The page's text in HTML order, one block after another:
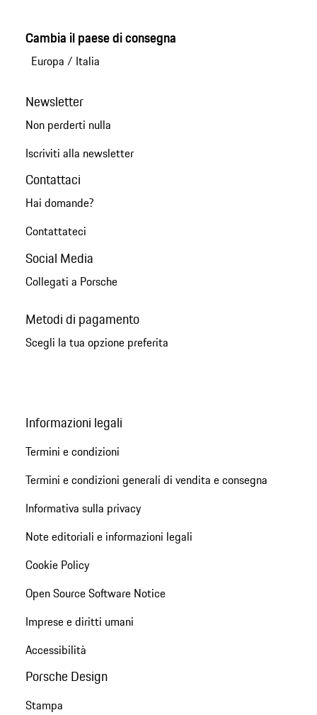
Cambia il paese di consegna
Europa / Italia
Newsletter
Non perderti nulla
Iscriviti alla newsletter
Contattaci
Hai domande?
Contattateci
Social Media
Collegati a Porsche
Metodi di pagamento
Scegli la tua opzione preferita
Informazioni legali
Termini e condizioni
Termini e condizioni generali di vendita e consegna
Informativa sulla privacy
Note editoriali e informazioni legali
Cookie Policy
Open Source Software Notice
Imprese e diritti umani
Accessibilità
Porsche Design
Stampa